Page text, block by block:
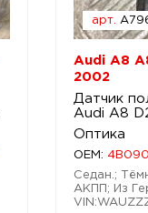
арт.
Audi A8
2002
Датчик
Audi A8
Оптика
OEM:
Седан.;
АКПП; Из